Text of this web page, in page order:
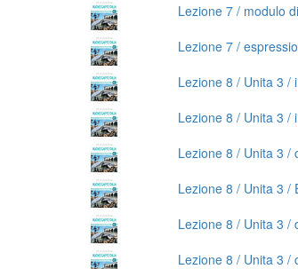
Lezione 7 / modulo
Lezione 7 /
Lezione 8 / Unita 3 /
Lezione 8 / Unita 3 /
Lezione 8 / Unita 3 /
Lezione 8 / Unita 3 /
Lezione 8 / Unita 3 /
Lezione 8 / Unita 3 /